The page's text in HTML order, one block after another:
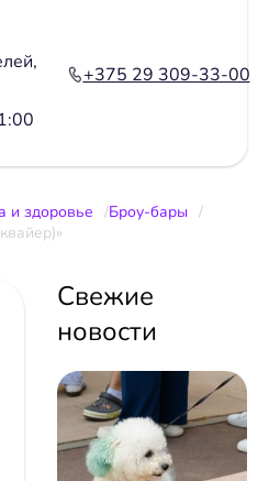
+375 29 309-33-00
и здоровье
Броу-бары
Свежие
новости